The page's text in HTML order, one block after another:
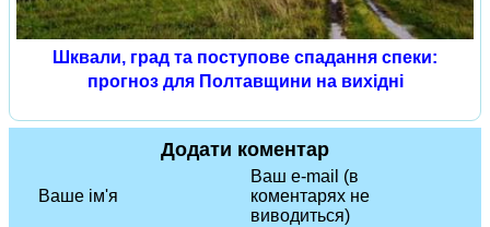
Шквали, град та поступове спадання спеки:
прогноз для Полтавщини на вихідні
Додати коментар
Ваше ім'я
Ваш e-mail (в
коментарях не
виводиться)